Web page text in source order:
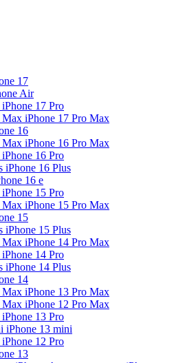
17
Air
iPhone 17 Pro
iPhone 17 Pro Max
16
iPhone 16 Pro Max
iPhone 16 Pro
iPhone 16 Plus
16 e
iPhone 15 Pro
iPhone 15 Pro Max
15
iPhone 15 Plus
iPhone 14 Pro Max
iPhone 14 Pro
iPhone 14 Plus
14
iPhone 13 Pro Max
iPhone 12 Pro Max
iPhone 13 Pro
iPhone 13 mini
iPhone 12 Pro
13